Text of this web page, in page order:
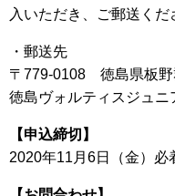
入いただき、ご郵送くだ
・郵送先
〒779-0108 徳島県板野
徳島ヴォルティスジュ
【申込締切】
2020年11月6日（金）必